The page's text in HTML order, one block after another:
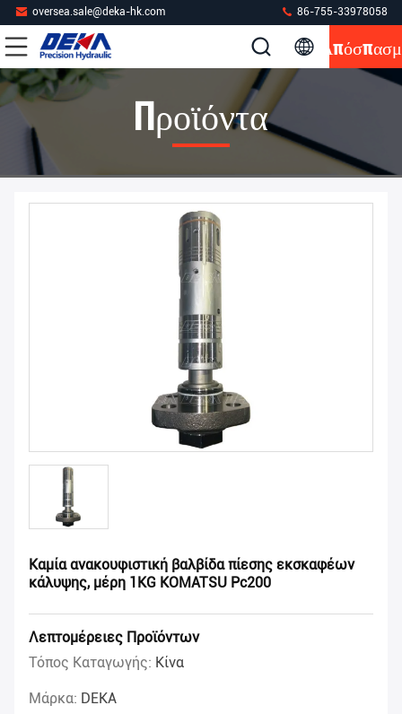
oversea.sale@deka-hk.com 86-755-33978058
Προϊόντα
Καμία ανακουφιστική βαλβίδα πίεσης εκσκαφέων
κάλυψης, μέρη 1KG KOMATSU Pc200
Λεπτομέρειες Προϊόντων
Τόπος Καταγωγής: Κίνα
Μάρκα: DEKA